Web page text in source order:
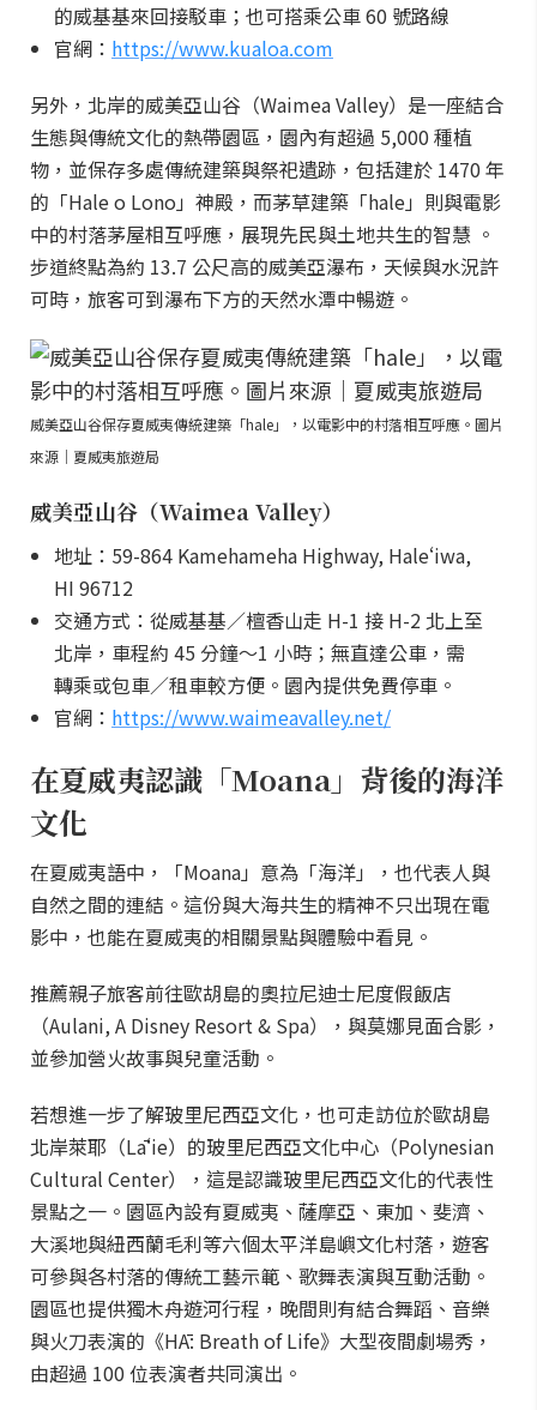
的威基基來回接駁車；也可搭乘公車 60 號路線
官網： https://www.kualoa.com
另外，北岸的威美亞山谷（Waimea Valley）是一座結合
生態與傳統文化的熱帶園區，園內有超過 5,000 種植
物，並保存多處傳統建築與祭祀遺跡，包括建於 1470 年
的「Hale o Lono」神殿，而茅草建築「hale」則與電影
中的村落茅屋相互呼應，展現先民與土地共生的智慧 。
步道終點為約 13.7 公尺高的威美亞瀑布，天候與水況許
可時，旅客可到瀑布下方的天然水潭中暢遊。
威美亞山谷保存夏威夷傳統建築「hale」，以電影中的村落相互呼應。圖片
來源｜夏威夷旅遊局
威美亞山谷（Waimea Valley）
地址：59-864 Kamehameha Highway, Haleʻiwa,
HI 96712
交通方式：從威基基／檀香山走 H-1 接 H-2 北上至
北岸，車程約 45 分鐘～1 小時；無直達公車，需
轉乘或包車／租車較方便。園內提供免費停車。
官網： https://www.waimeavalley.net/
在夏威夷認識「Moana」背後的海洋
文化
在夏威夷語中，「Moana」意為「海洋」，也代表人與
自然之間的連結。這份與大海共生的精神不只出現在電
影中，也能在夏威夷的相關景點與體驗中看見。
推薦親子旅客前往歐胡島的奧拉尼迪士尼度假飯店
（Aulani, A Disney Resort & Spa），與莫娜見面合影，
並參加營火故事與兒童活動。
若想進一步了解玻里尼西亞文化，也可走訪位於歐胡島
北岸萊耶（Lāʻie）的玻里尼西亞文化中心（Polynesian
Cultural Center），這是認識玻里尼西亞文化的代表性
景點之一。園區內設有夏威夷、薩摩亞、東加、斐濟、
大溪地與紐西蘭毛利等六個太平洋島嶼文化村落，遊客
可參與各村落的傳統工藝示範、歌舞表演與互動活動。
園區也提供獨木舟遊河行程，晚間則有結合舞蹈、音樂
與火刀表演的《HĀ: Breath of Life》大型夜間劇場秀，
由超過 100 位表演者共同演出。